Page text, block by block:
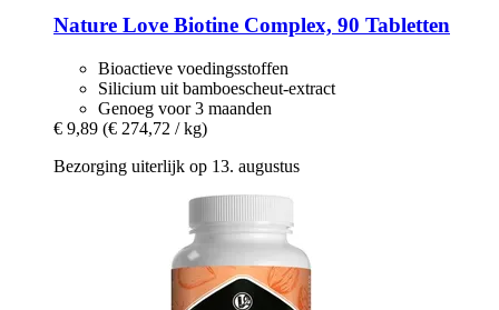
Nature Love Biotine Complex, 90 Tabletten
Bioactieve voedingsstoffen
Silicium uit bamboescheut-extract
Genoeg voor 3 maanden
€ 9,89 (€ 274,72 / kg)
Bezorging uiterlijk op 13. augustus